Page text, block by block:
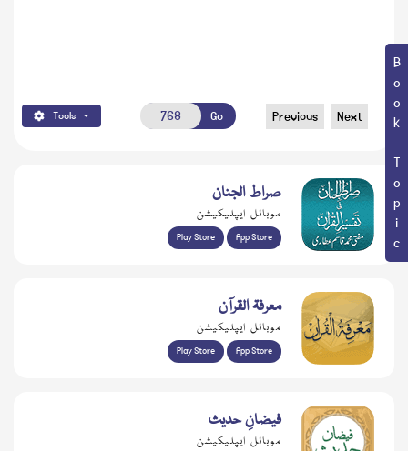
Book Topic
Tools Go Previous Next
صراط الجنان
موبائل ایپلیکیشن
Play Store App Store
معرفۃ القرآن
موبائل ایپلیکیشن
Play Store App Store
فیضانِ حدیث
موبائل ایپلیکیشن